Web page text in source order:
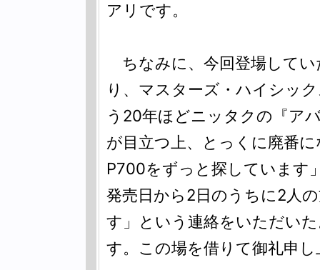
アリです。
ちなみに、今回登場して
り、マスターズ・ハイシッ
う20年ほどニッタクの『ア
が目立つ上、とっくに廃番
P700をずっと探しています
発売日から2日のうちに2人
す」という連絡をいただい
す。この場を借りて御礼申